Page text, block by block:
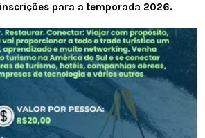
para a temporada 2026.